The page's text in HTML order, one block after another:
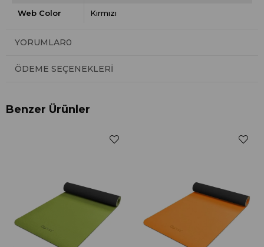
Web Color Kırmızı
YORUMLAR0
ÖDEME SEÇENEKLERI
Benzer Ürünler